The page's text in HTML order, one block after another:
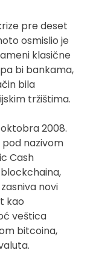
pre deset
osmislio je
klasične
bi bankama,
bila
tržištima.
2008.
nazivom
Cash
novi
kao
veštica
bitcoina,